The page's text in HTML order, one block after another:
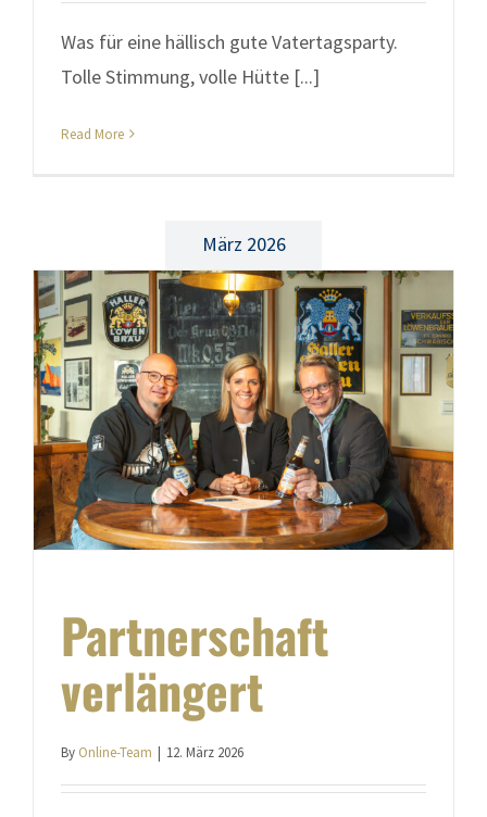
Was für eine hällisch gute Vatertagsparty.
Tolle Stimmung, volle Hütte [...]
Read More
März 2026
Partnerschaft
verlängert
By Online-Team | 12. März 2026